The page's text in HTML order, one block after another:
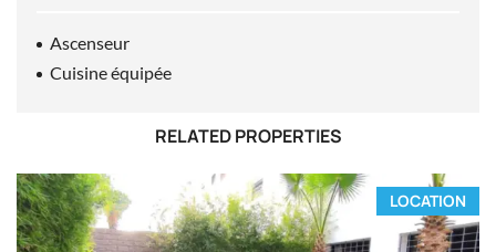
Ascenseur
Cuisine équipée
RELATED PROPERTIES
LOCATION